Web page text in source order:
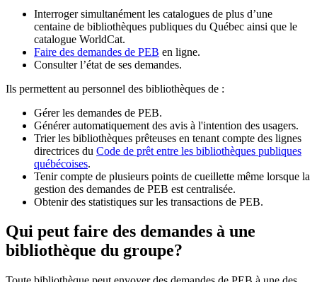
Interroger simultanément les catalogues de plus d’une
centaine de bibliothèques publiques du Québec ainsi que le
catalogue WorldCat.
Faire des demandes de PEB en ligne.
Consulter l’état de ses demandes.
Ils permettent au personnel des bibliothèques de :
Gérer les demandes de PEB.
Générer automatiquement des avis à l'intention des usagers.
Trier les bibliothèques prêteuses en tenant compte des lignes
directrices du Code de prêt entre les bibliothèques publiques
québécoises.
Tenir compte de plusieurs points de cueillette même lorsque la
gestion des demandes de PEB est centralisée.
Obtenir des statistiques sur les transactions de PEB.
Qui peut faire des demandes à une
bibliothèque du groupe?